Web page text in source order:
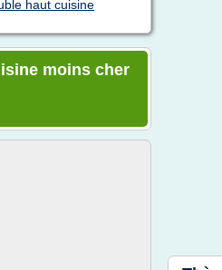
haut cuisine
moins cher